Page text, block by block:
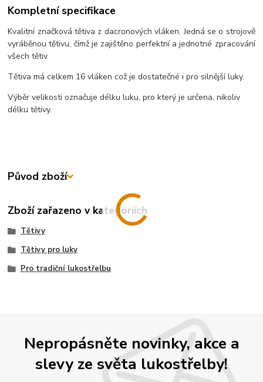
Kompletní specifikace
Kvalitní značková tětiva z dacronových vláken. Jedná se o strojově
vyráběnou tětivu, čímž je zajištěno perfektní a jednotné zpracování
všech tětiv.
Tětiva má celkem 16 vláken což je dostatečné i pro silnější luky.
Výběr velikosti označuje délku luku, pro který je určena, nikoliv
délku tětivy.
Původ zboží
Zboží zařazeno v kategoriích
Tětivy
Tětivy pro luky
Pro tradiční lukostřelbu
Nepropásněte novinky, akce a
slevy ze světa lukostřelby!